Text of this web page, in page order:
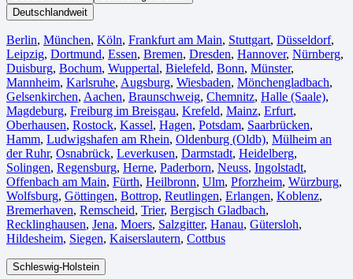
Deutschlandweit
Berlin⁠, München, Köln⁠, Frankfurt am Main, Stuttgart, Düsseldorf,
Leipzig, Dortmund, Essen, Bremen, Dresden, Hannover, Nürnberg,
Duisburg⁠, Bochum, Wuppertal⁠, Bielefeld⁠, Bonn⁠, Münster⁠,
Mannheim, Karlsruhe, Augsburg, Wiesbaden⁠, Mönchengladbach⁠,
Gelsenkirchen⁠, Aachen⁠, Braunschweig, Chemnitz⁠, Halle (Saale)⁠,
Magdeburg, Freiburg im Breisgau⁠, Krefeld⁠, Mainz⁠, Erfurt,
Oberhausen⁠, Rostock⁠, Kassel⁠, Hagen, Potsdam, Saarbrücken⁠,
Hamm, Ludwigshafen am Rhein⁠, Oldenburg (Oldb), Mülheim an
der Ruhr, Osnabrück⁠, Leverkusen, Darmstadt⁠, Heidelberg,
Solingen, Regensburg, Herne⁠, Paderborn, Neuss, Ingolstadt,
Offenbach am Main, Fürth⁠, Heilbronn, Ulm⁠, Pforzheim, Würzburg,
Wolfsburg⁠, Göttingen, Bottrop, Reutlingen, Erlangen⁠, Koblenz,
Bremerhaven⁠, Remscheid, Trier⁠, Bergisch Gladbach,
Recklinghausen, Jena⁠, Moers⁠, Salzgitter⁠, Hanau, Gütersloh,
Hildesheim⁠, Siegen⁠, Kaiserslautern⁠, Cottbus⁠
Schleswig-Holstein